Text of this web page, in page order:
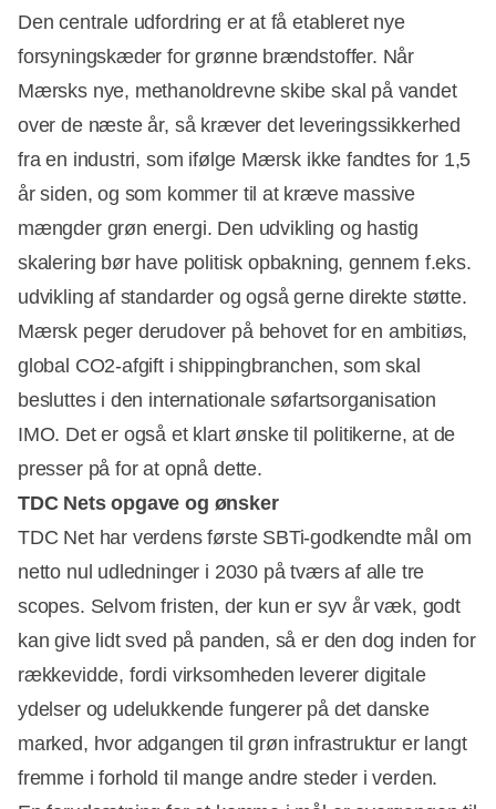
Den centrale udfordring er at få etableret nye
forsyningskæder for grønne brændstoffer. Når
Mærsks nye, methanoldrevne skibe skal på vandet
over de næste år, så kræver det leveringssikkerhed
fra en industri, som ifølge Mærsk ikke fandtes for 1,5
år siden, og som kommer til at kræve massive
mængder grøn energi. Den udvikling og hastig
skalering bør have politisk opbakning, gennem f.eks.
udvikling af standarder og også gerne direkte støtte.
Mærsk peger derudover på behovet for en ambitiøs,
global CO2-afgift i shippingbranchen, som skal
besluttes i den internationale søfartsorganisation
IMO. Det er også et klart ønske til politikerne, at de
presser på for at opnå dette.
TDC Nets opgave og ønsker
TDC Net har verdens første SBTi-godkendte mål om
netto nul udledninger i 2030 på tværs af alle tre
scopes. Selvom fristen, der kun er syv år væk, godt
kan give lidt sved på panden, så er den dog inden for
rækkevidde, fordi virksomheden leverer digitale
ydelser og udelukkende fungerer på det danske
marked, hvor adgangen til grøn infrastruktur er langt
fremme i forhold til mange andre steder i verden.